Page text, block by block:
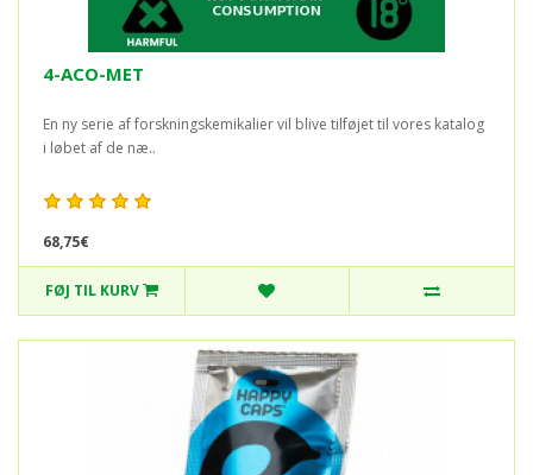
4-ACO-MET
En ny serie af forskningskemikalier vil blive tilføjet til vores katalog
i løbet af de næ..
68,75€
FØJ TIL KURV